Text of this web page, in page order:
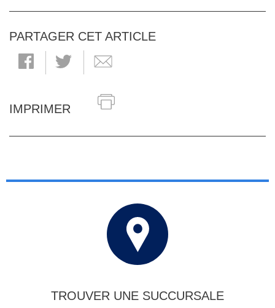
PARTAGER CET ARTICLE
IMPRIMER
TROUVER UNE SUCCURSALE